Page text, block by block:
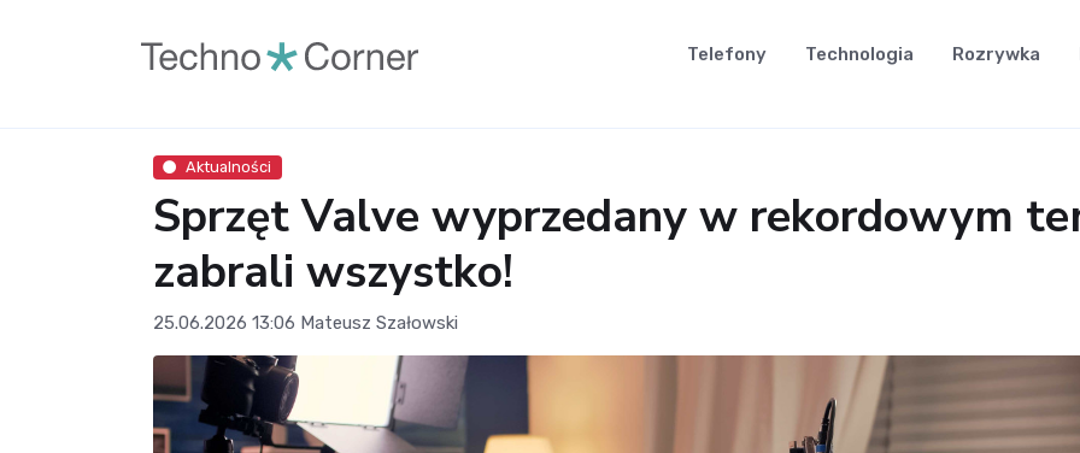
Telefony Technologia Rozrywka
Aktualności
Sprzęt Valve wyprzedany w rekordowym
zabrali wszystko!
25.06.2026 13:06 Mateusz Szałowski